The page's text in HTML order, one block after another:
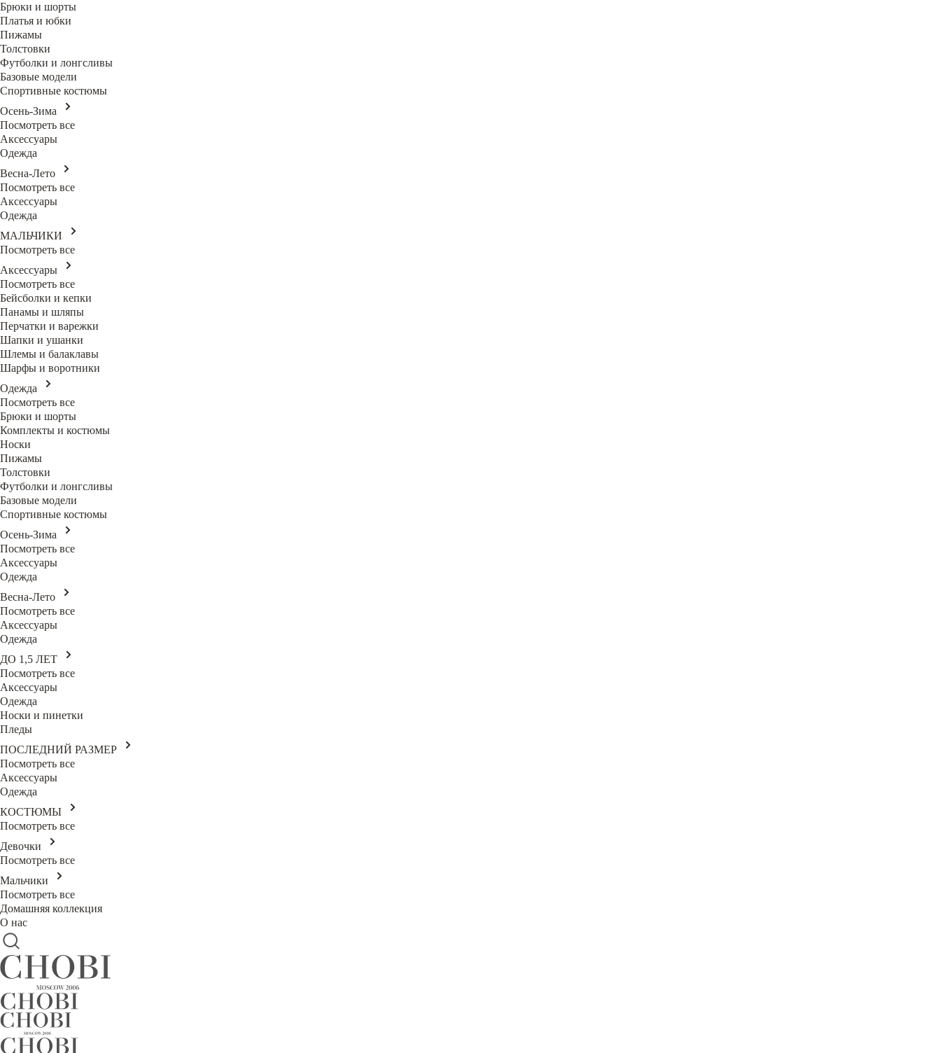
Брюки и шорты
Платья и юбки
Пижамы
Толстовки
Футболки и лонгсливы
Базовые модели
Спортивные костюмы
Осень-Зима
Посмотреть все
Аксессуары
Одежда
Весна-Лето
Посмотреть все
Аксессуары
Одежда
МАЛЬЧИКИ
Посмотреть все
Аксессуары
Посмотреть все
Бейсболки и кепки
Панамы и шляпы
Перчатки и варежки
Шапки и ушанки
Шлемы и балаклавы
Шарфы и воротники
Одежда
Посмотреть все
Брюки и шорты
Комплекты и костюмы
Носки
Пижамы
Толстовки
Футболки и лонгсливы
Базовые модели
Спортивные костюмы
Осень-Зима
Посмотреть все
Аксессуары
Одежда
Весна-Лето
Посмотреть все
Аксессуары
Одежда
ДО 1,5 ЛЕТ
Посмотреть все
Аксессуары
Одежда
Носки и пинетки
Пледы
ПОСЛЕДНИЙ РАЗМЕР
Посмотреть все
Аксессуары
Одежда
КОСТЮМЫ
Посмотреть все
Девочки
Посмотреть все
Мальчики
Посмотреть все
Домашняя коллекция
О нас